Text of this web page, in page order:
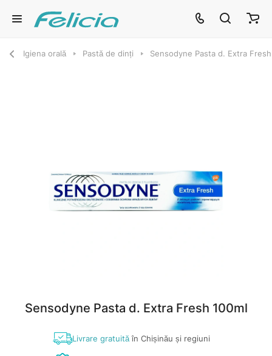
Igiena orală Pastă de dinți Sensodyne Pasta d. Extra
Sensodyne Pasta d. Extra Fresh 100ml
Livrare gratuităîn Chișinău și regiuni